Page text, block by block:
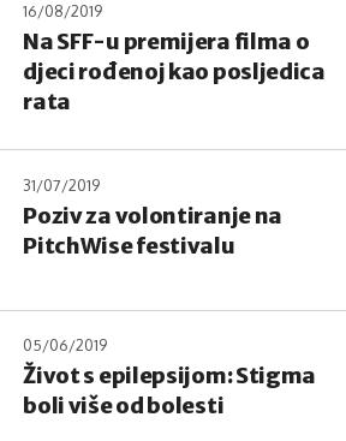
16/08/2019
Na SFF-u premijera filma o
djeci rođenoj kao posljedica
rata
31/07/2019
Poziv za volontiranje na
PitchWise festivalu
05/06/2019
Život s epilepsijom: Stigma
boli više od bolesti